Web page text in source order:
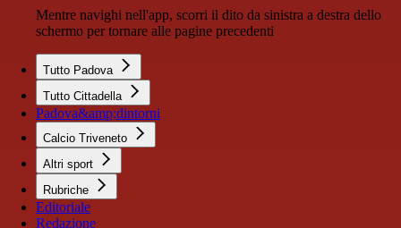
Mentre navighi nell'app, scorri il dito da sinistra a destra dello
schermo per tornare alle pagine precedenti
Tutto Padova
Tutto Cittadella
Padova&amp;dintorni
Calcio Triveneto
Altri sport
Rubriche
Editoriale
Redazione